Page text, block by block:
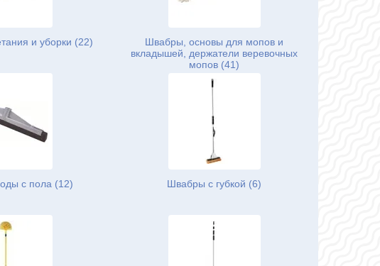
и уборки (22)
Швабры, основы для мопов и
вкладышей, держатели веревочных
мопов (41)
с пола (12) Швабры с губкой (6)